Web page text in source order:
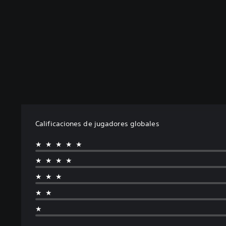
Calificaciones de jugadores globales
★★★★★
★★★★
★★★
★★
★